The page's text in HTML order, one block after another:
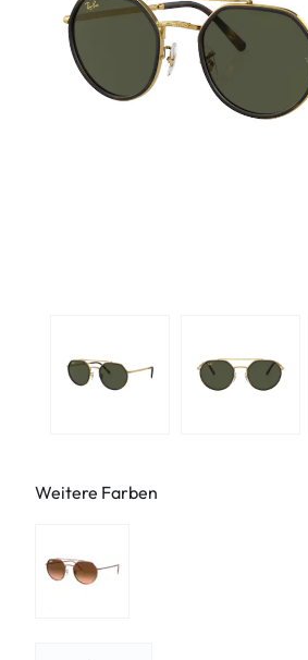
Weitere Farben